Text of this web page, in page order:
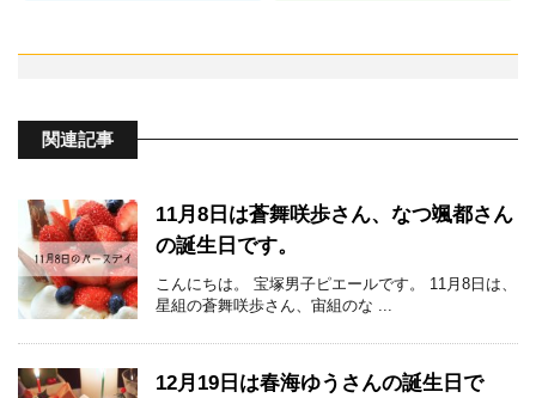
関連記事
11月8日は蒼舞咲歩さん、なつ颯都さん
の誕生日です。
こんにちは。 宝塚男子ピエールです。 11月8日は、
星組の蒼舞咲歩さん、宙組のな ...
12月19日は春海ゆうさんの誕生日で